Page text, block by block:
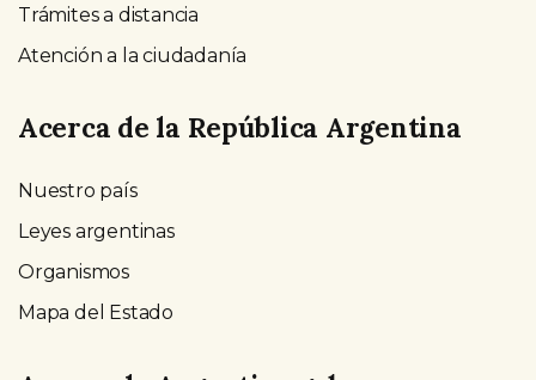
Trámites a distancia
Atención a la ciudadanía
Acerca de la República Argentina
Nuestro país
Leyes argentinas
Organismos
Mapa del Estado